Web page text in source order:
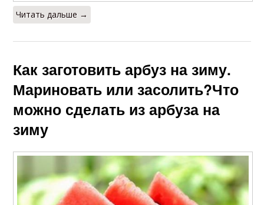
Читать дальше →
Как заготовить арбуз на зиму.
Мариновать или засолить?Что
можно сделать из арбуза на
зиму